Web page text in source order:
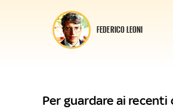
FEDERICO LEONI
Per guardare ai